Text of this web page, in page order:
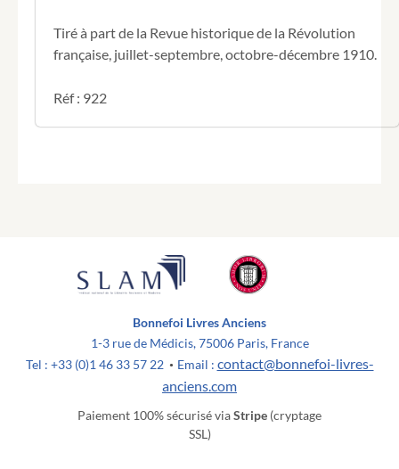
Tiré à part de la Revue historique de la Révolution
française, juillet-septembre, octobre-décembre 1910.
Réf : 922
Bonnefoi Livres Anciens
1-3 rue de Médicis, 75006 Paris, France
Tel : +33 (0)1 46 33 57 22 • Email : contact@bonnefoi-livres-
anciens.com
Paiement 100% sécurisé viaStripe (cryptage
SSL)